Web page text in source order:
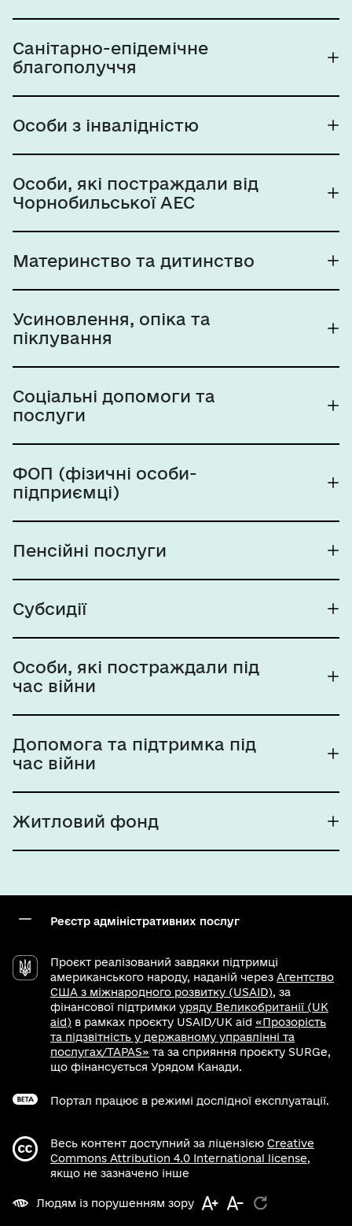
Санітарно-епідемічне
благополуччя
Особи з інвалідністю
Особи, які постраждали від
Чорнобильської АЕС
Материнство та дитинство
Усиновлення, опіка та
піклування
Соціальні допомоги та
послуги
ФОП (фізичні особи-
підприємці)
Пенсійні послуги
Субсидії
Особи, які постраждали під
час війни
Допомога та підтримка під
час війни
Житловий фонд
Реєстр адміністративних послуг
Проєкт реалізований завдяки підтримці
американського народу, наданій через Агентство
США з міжнародного розвитку (USAID), за
фінансової підтримки уряду Великобританії (UK
aid) в рамках проєкту USAID/UK aid «Прозорість
та підзвітність у державному управлінні та
послугах/TAPAS» та за сприяння проєкту SURGe,
що фінансується Урядом Канади.
Портал працює в режимі дослідної експлуатації.
Весь контент доступний за ліцензією Creative
Commons Attribution 4.0 International license,
якщо не зазначено інше
Людям із порушенням зору